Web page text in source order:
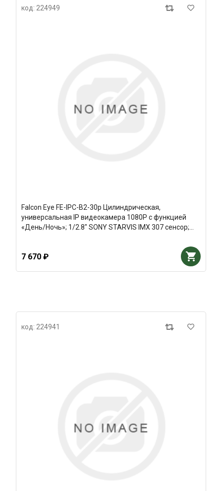
код: 224949
Falcon Eye FE-IPC-B2-30p Цилиндрическая,
универсальная IP видеокамера 1080P с функцией
«День/Ночь»; 1/2.8" SONY STARVIS IMX 307 сенсор;
7 670 ₽
код: 224941